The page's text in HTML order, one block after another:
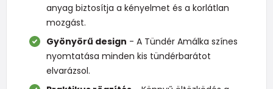
anyag biztosítja a kényelmet és a korlátlan
mozgást.
Gyönyörű design - A Tündér Amálka színes
nyomtatása minden kis tündérbarátot
elvarázsol.